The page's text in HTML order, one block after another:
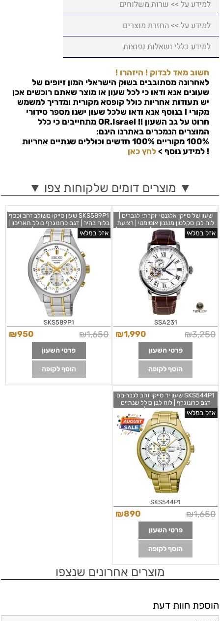
למידע על >> שרות משלוחים
למידע על >> החזרת מוצרים
למידע כללי ושאלות נפוצות
חשוב מאד לבדוק ! היזהרו !
לאחרונה מסתובבים בשוק הישראלי המון זיופים של
שעונים אנא ודאו כי לכל שעון או מוצר שאתם רוכשים אכן
יש תעודות אחריות כולל קופסא מקורית ומדריך למשמש
מקורי ! בנוסף אנא ודאו שלכל שעון ישנו מספר סידורי
חרוט על גב השעון !! OR.Israel מתחייבים כי כלל
המוצרים הנמכרים באתרנו הינם:
100% מקוריים 100% חדשים וכוללים שנתיים אחריות
! למידע נוסף > לחץ כאן
▼ מוצרים דומים שלקוחות צפו ▼
שעון של סייקו אלגנטי יוקרתי לגברים |
לוח לבן סקלטון מנגנון אוטומטי | רצועת
עור חומה למראה אלגנטי | מלאי מוגבל |
Seiko Silver Dial Brown Leather
Automatic Mens Watch SSA231
אזל במלאי
SSA231
₪3,250
₪1,990
פרטי השעון
הוסף לקופה
SKS589P1 שעון סייקו משולב זהב וכסף
בלוח בהיר | דגם כרונוגרף כולל תאריכון |
שנתיים אחריות יבואן רישמי | Seiko
SKS591P1 Two Tone Chronograph
Bracelet Watch
אזל במלאי
SKS589P1
₪1,650
₪950
פרטי השעון
הוסף לקופה
SKS544P1 שעון יד סייקו זהב לגבריםם
דגם כרונוגרף | לוח לבן כולל שנתיים
אחריות יבואן רישמי בישראל | חנות שעוני
אופנה לגברים | Seiko Sks544p1 Gold
Stainless Steel Men's Watch
אזל במלאי
SKS544P1
₪1,650
₪890
פרטי השעון
הוסף לקופה
מוצרים אחרונים שנצפו
הוספת חוות דעת